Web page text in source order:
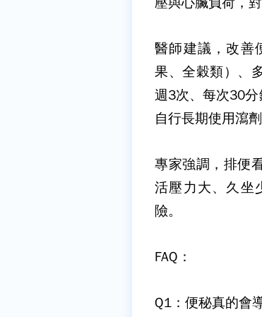
醫師建議，改善
果、全穀類）、
週3次、每次30
自行長期使用瀉劑
專家強調，排便
活壓力大、久坐
險。
FAQ ：
Q1 ：便秘真的會